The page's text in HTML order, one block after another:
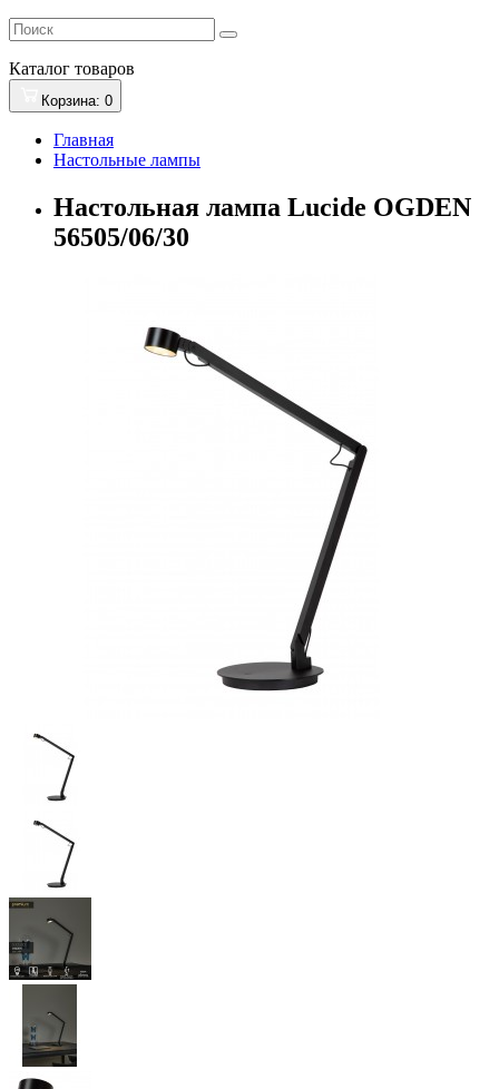
Каталог товаров
Корзина: 0
Главная
Настольные лампы
Настольная лампа Lucide OGDEN
56505/06/30